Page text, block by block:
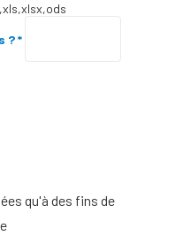
? *
qu'à des fins de